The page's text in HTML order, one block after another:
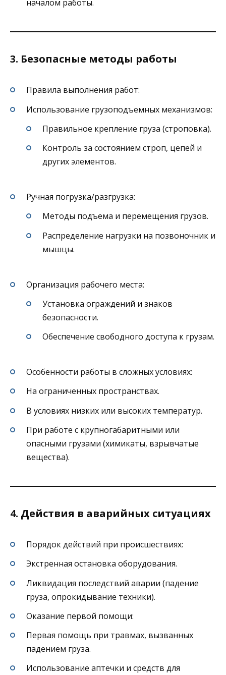
началом работы.
3. Безопасные методы работы
Правила выполнения работ:
Использование грузоподъемных механизмов:
Правильное крепление груза (строповка).
Контроль за состоянием строп, цепей и
других элементов.
Ручная погрузка/разгрузка:
Методы подъема и перемещения грузов.
Распределение нагрузки на позвоночник и
мышцы.
Организация рабочего места:
Установка ограждений и знаков
безопасности.
Обеспечение свободного доступа к грузам.
Особенности работы в сложных условиях:
На ограниченных пространствах.
В условиях низких или высоких температур.
При работе с крупногабаритными или
опасными грузами (химикаты, взрывчатые
вещества).
4. Действия в аварийных ситуациях
Порядок действий при происшествиях:
Экстренная остановка оборудования.
Ликвидация последствий аварии (падение
груза, опрокидывание техники).
Оказание первой помощи:
Первая помощь при травмах, вызванных
падением груза.
Использование аптечки и средств для